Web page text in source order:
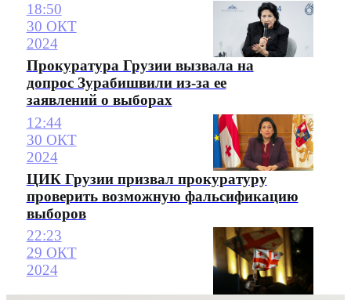
18:50
30 ОКТ
2024
Прокуратура Грузии вызвала на
допрос Зурабишвили из-за ее
заявлений о выборах
12:44
30 ОКТ
2024
ЦИК Грузии призвал прокуратуру
проверить возможную фальсификацию
выборов
22:23
29 ОКТ
2024